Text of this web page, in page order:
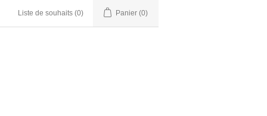
Liste de souhaits (0) Panier (0)